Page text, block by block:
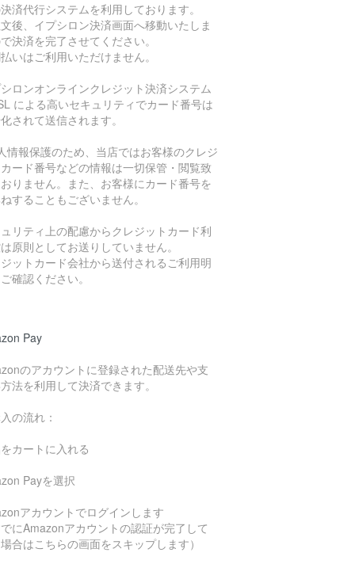
済代行システムを利用しております。
後、イプシロン決済画面へ移動いたしま
決済を完了させてください。
いはご利用いただけません。
ロンオンラインクレジット決済システム
による高いセキュリティでカード番号は
されて送信されます。
情報保護のため、当店ではお客様のクレジ
ード番号などの情報は一切保管・閲覧致
りません。また、お客様にカード番号を
することもございません。
リティ上の配慮からクレジットカード利
原則としてお送りしていません。
ットカード会社から送付されるご利用明
確認ください。
Pay
のアカウントに登録された配送先や支
法を利用して決済できます。
の流れ：
カートに入れる
Payを選択
アカウントでログインします
でにAmazonアカウントの認証が完了して
合はこちらの画面をスキップします）